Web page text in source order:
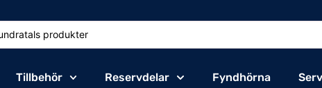
Tillbehör Reservdelar Fyndhörna